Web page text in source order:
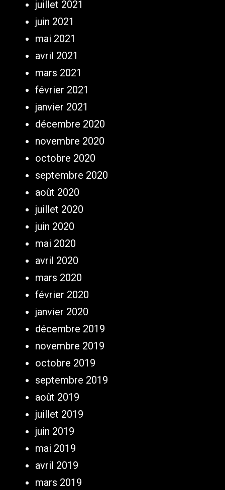
juillet 2021
juin 2021
mai 2021
avril 2021
mars 2021
février 2021
janvier 2021
décembre 2020
novembre 2020
octobre 2020
septembre 2020
août 2020
juillet 2020
juin 2020
mai 2020
avril 2020
mars 2020
février 2020
janvier 2020
décembre 2019
novembre 2019
octobre 2019
septembre 2019
août 2019
juillet 2019
juin 2019
mai 2019
avril 2019
mars 2019